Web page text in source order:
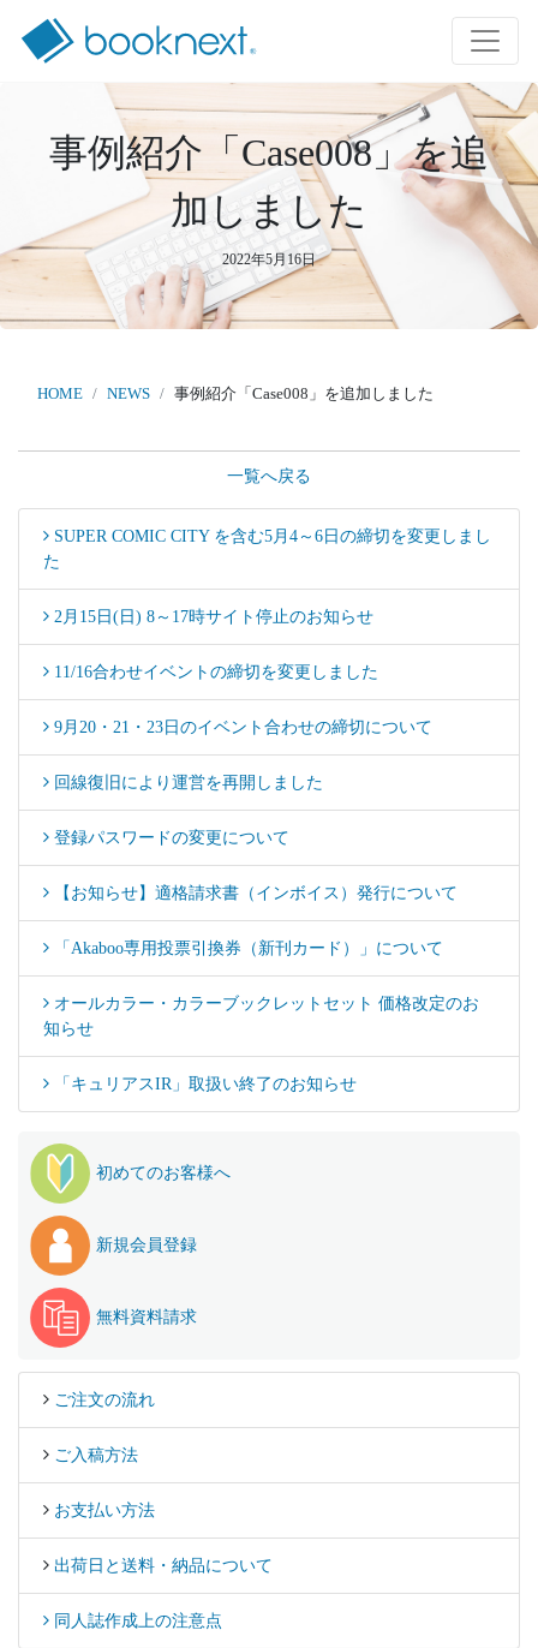
事例紹介「Case008」を追
加しました
2022年5月16日
HOME NEWS 事例紹介「Case008」を追加しました
一覧へ戻る
SUPER COMIC CITY を含む5月4～6日の締切を変更しまし
た
2月15日(日) 8～17時サイト停止のお知らせ
11/16合わせイベントの締切を変更しました
9月20・21・23日のイベント合わせの締切について
回線復旧により運営を再開しました
登録パスワードの変更について
【お知らせ】適格請求書（インボイス）発行について
「Akaboo専用投票引換券（新刊カード）」について
オールカラー・カラーブックレットセット 価格改定のお
知らせ
「キュリアスIR」取扱い終了のお知らせ
初めてのお客様へ
新規会員登録
無料資料請求
ご注文の流れ
ご入稿方法
お支払い方法
出荷日と送料・納品について
同人誌作成上の注意点